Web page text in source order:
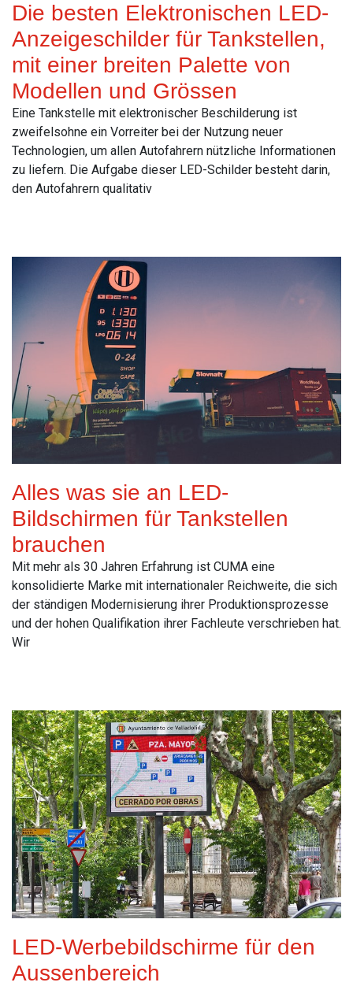
Die besten Elektronischen LED-
Anzeigeschilder für Tankstellen,
mit einer breiten Palette von
Modellen und Grössen
Eine Tankstelle mit elektronischer Beschilderung ist
zweifelsohne ein Vorreiter bei der Nutzung neuer
Technologien, um allen Autofahrern nützliche Informationen
zu liefern. Die Aufgabe dieser LED-Schilder besteht darin,
den Autofahrern qualitativ
Alles was sie an LED-
Bildschirmen für Tankstellen
brauchen
Mit mehr als 30 Jahren Erfahrung ist CUMA eine
konsolidierte Marke mit internationaler Reichweite, die sich
der ständigen Modernisierung ihrer Produktionsprozesse
und der hohen Qualifikation ihrer Fachleute verschrieben hat.
Wir
LED-Werbebildschirme für den
Aussenbereich